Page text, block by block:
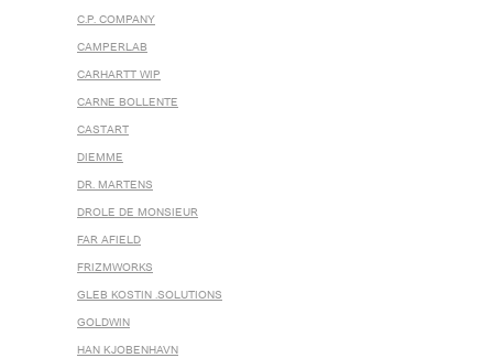
C.P. COMPANY
CAMPERLAB
CARHARTT WIP
CARNE BOLLENTE
CASTART
DIEMME
DR. MARTENS
DROLE DE MONSIEUR
FAR AFIELD
FRIZMWORKS
GLEB KOSTIN .SOLUTIONS
GOLDWIN
HAN KJOBENHAVN